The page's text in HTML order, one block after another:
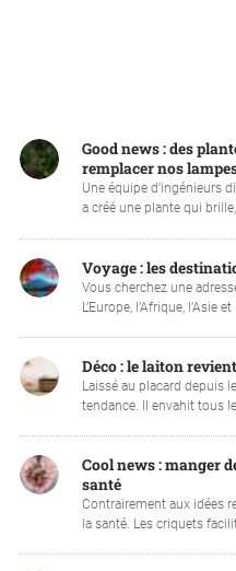
Good news : des
remplacer nos
Une équipe d’ingénieurs
a créé une plante qui
Voyage : les
Vous cherchez une
L’Europe, l’Afrique, l’Asie
Déco : le laiton
Laissé au placard depuis
tendance. Il envahit tous
Cool news : manger
santé
Contrairement aux idées
la santé. Les criquets